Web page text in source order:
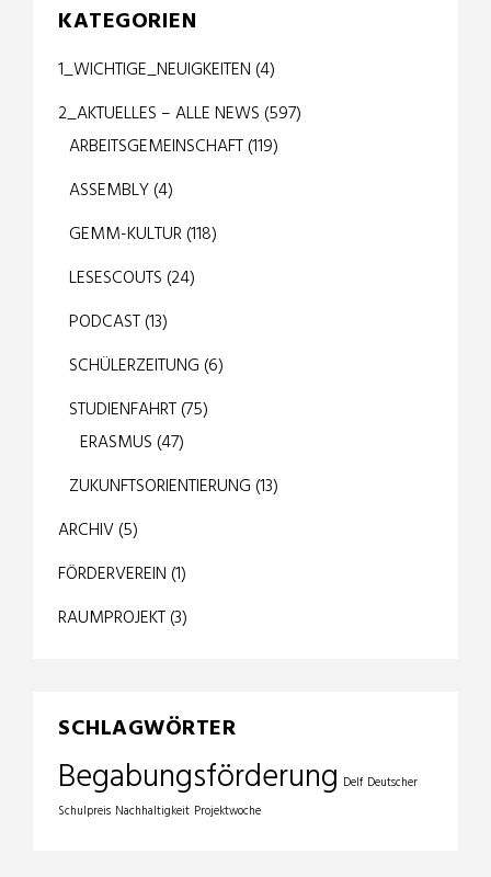
KATEGORIEN
1_WICHTIGE_NEUIGKEITEN (4)
2_AKTUELLES – ALLE NEWS (597)
ARBEITSGEMEINSCHAFT(119)
ASSEMBLY(4)
GEMM-KULTUR(118)
LESESCOUTS (24)
PODCAST(13)
SCHÜLERZEITUNG (6)
STUDIENFAHRT(75)
ERASMUS (47)
ZUKUNFTSORIENTIERUNG (13)
ARCHIV(5)
FÖRDERVEREIN (1)
RAUMPROJEKT(3)
SCHLAGWÖRTER
Begabungsförderung Delf Deutscher
Schulpreis Nachhaltigkeit Projektwoche